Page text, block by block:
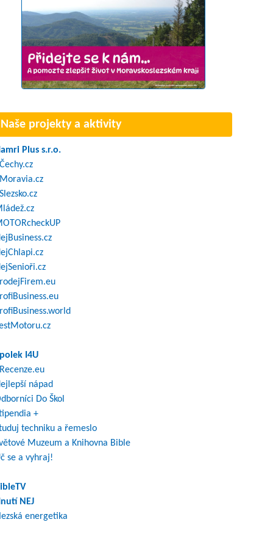
Naše projekty a aktivity
Plus s.r.o.
I4U
nápad
Do Škol
+
techniku a řemeslo
Muzeum a Knihovna Bible
se a vyhraj!
NEJ
energetika